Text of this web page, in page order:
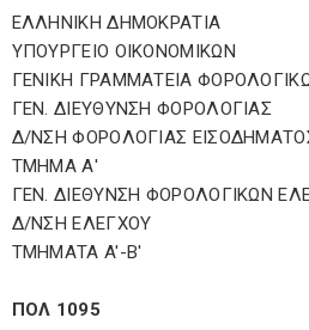
ΕΛΛΗΝΙΚΗ ΔΗΜΟΚΡΑΤΙΑ
ΥΠΟΥΡΓΕΙΟ ΟΙΚΟΝΟΜΙΚΩΝ
ΓΕΝΙΚΗ ΓΡΑΜΜΑΤΕΙΑ
ΓΕΝ. ΔΙΕΥΘΥΝΣΗ ΦΟΡΟΛΟΓΙΑΣ
Δ/ΝΣΗ ΦΟΡΟΛΟΓΙΑΣ
ΤΜΗΜΑ Α'
ΓΕΝ. ΔΙΕΘΥΝΣΗ ΦΟΡΟΛΟΓΙΚΩΝ
Δ/ΝΣΗ ΕΛΕΓΧΟΥ
ΤΜΗΜΑΤΑ A'-Β'
ΠΟΛ 1095